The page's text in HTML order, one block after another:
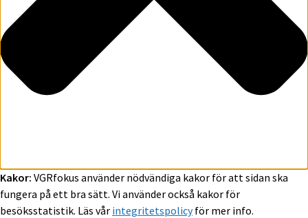
Kakor: VGRfokus använder nödvändiga kakor för att sidan ska
fungera på ett bra sätt. Vi använder också kakor för
besöksstatistik. Läs vår integritetspolicyför mer info.